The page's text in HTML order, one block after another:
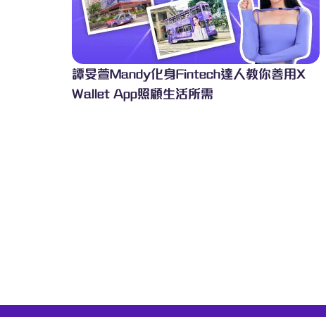
譚旻萱Mandy化身Fintech達人教你善用X
Wallet App照顧生活所需